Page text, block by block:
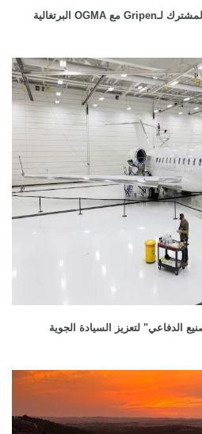
الدفاعي" لتعزيز السيادة الجوية